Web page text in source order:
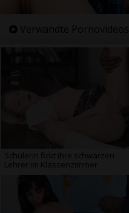
Verwandte Pornovideos
Schülerin fickt ihre schwarzen
Lehrer im Klassenzimmer